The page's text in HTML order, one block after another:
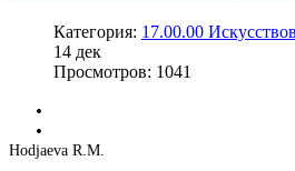
Категория: 17.00.00
14 дек
Просмотров: 1041
Hodjaeva R.М.